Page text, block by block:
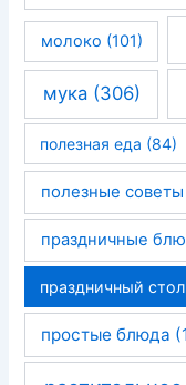
молоко (101)
мука(306)
полезная еда (84)
полезные советы
праздничные
праздничный стол
простые блюда